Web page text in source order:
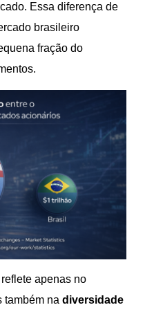
Essa diferença de
brasileiro
fração do
apenas no
também na diversidade